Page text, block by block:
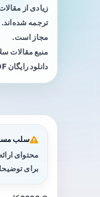
زیادی از
ترجمه شده‌اند.
مجاز است.
منبع مقالات
دانلود رایگان PDF کتاب‌های پزشکی.
سلب
محتوای
برای